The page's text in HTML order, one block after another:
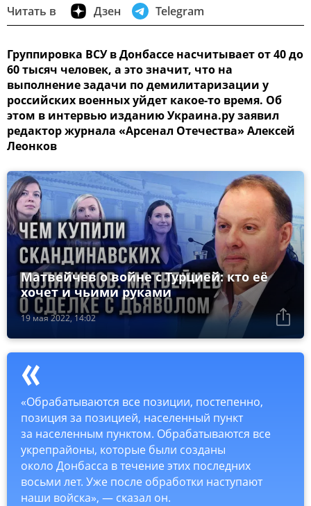
Читать в Дзен Telegram
Группировка ВСУ в Донбассе насчитывает от 40 до
60 тысяч человек, а это значит, что на
выполнение задачи по демилитаризации у
российских военных уйдет какое-то время. Об
этом в интервью изданию Украина.ру заявил
редактор журнала «Арсенал Отечества» Алексей
Леонков
19 мая 2022, 14:02
Матвейчев о войне с Турцией: кто её
хочет и чьими руками
«Обрабатываются все позиции, постепенно,
позиция за позицией, населенный пункт
за населенным пунктом. Обрабатываются все
укрепрайоны, которые были созданы
около Донбасса в течение этих последних
восьми лет. Уже после обработки наступают
наши войска», — сказал он.